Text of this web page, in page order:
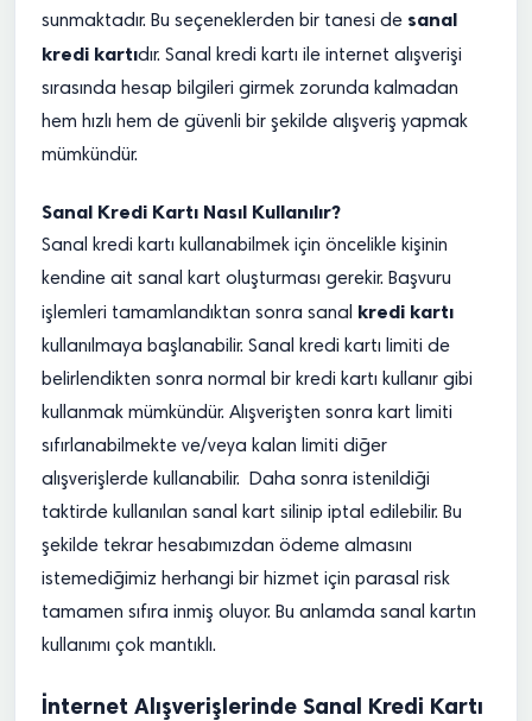
sunmaktadır. Bu seçeneklerden bir tanesi de sanal
kredi kartıdır. Sanal kredi kartı ile internet alışverişi
sırasında hesap bilgileri girmek zorunda kalmadan
hem hızlı hem de güvenli bir şekilde alışveriş yapmak
mümkündür.
Sanal Kredi Kartı Nasıl Kullanılır?
Sanal kredi kartı kullanabilmek için öncelikle kişinin
kendine ait sanal kart oluşturması gerekir. Başvuru
işlemleri tamamlandıktan sonra sanal kredi kartı
kullanılmaya başlanabilir. Sanal kredi kartı limiti de
belirlendikten sonra normal bir kredi kartı kullanır gibi
kullanmak mümkündür. Alışverişten sonra kart limiti
sıfırlanabilmekte ve/veya kalan limiti diğer
alışverişlerde kullanabilir. Daha sonra istenildiği
taktirde kullanılan sanal kart silinip iptal edilebilir. Bu
şekilde tekrar hesabımızdan ödeme almasını
istemediğimiz herhangi bir hizmet için parasal risk
tamamen sıfıra inmiş oluyor. Bu anlamda sanal kartın
kullanımı çok mantıklı.
İnternet Alışverişlerinde Sanal Kredi Kartı